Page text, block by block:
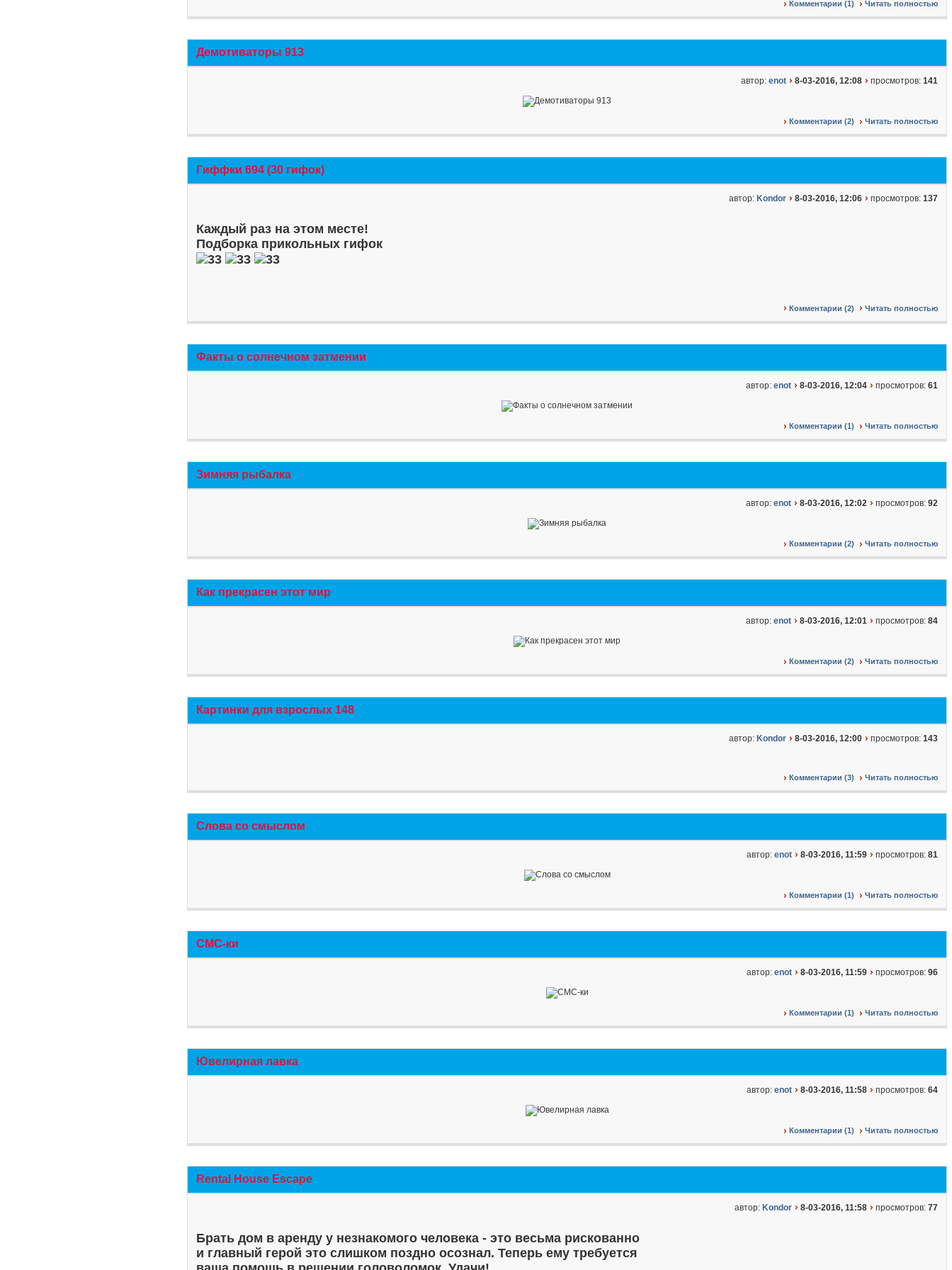
Комментарии (1) Читать полностью
Демотиваторы 913
автор: enot 8-03-2016, 12:08 просмотров: 141
Комментарии (2) Читать полностью
Гиффки 694 (30 гифок)
автор: Kondor 8-03-2016, 12:06 просмотров: 137
Каждый раз на этом месте!
Подборка прикольных гифок
Комментарии (2) Читать полностью
Факты о солнечном затмении
автор: enot 8-03-2016, 12:04 просмотров: 61
Комментарии (1) Читать полностью
Зимняя рыбалка
автор: enot 8-03-2016, 12:02 просмотров: 92
Комментарии (2) Читать полностью
Как прекрасен этот мир
автор: enot 8-03-2016, 12:01 просмотров: 84
Комментарии (2) Читать полностью
Картинки для взрослых 148
автор: Kondor 8-03-2016, 12:00 просмотров: 143
Комментарии (3) Читать полностью
Слова со смыслом
автор: enot 8-03-2016, 11:59 просмотров: 81
Комментарии (1) Читать полностью
СМС-ки
автор: enot 8-03-2016, 11:59 просмотров: 96
Комментарии (1) Читать полностью
Ювелирная лавка
автор: enot 8-03-2016, 11:58 просмотров: 64
Комментарии (1) Читать полностью
Rental House Escape
автор: Kondor 8-03-2016, 11:58 просмотров: 77
Брать дом в аренду у незнакомого человека - это весьма рискованно
и главный герой это слишком поздно осознал. Теперь ему требуется